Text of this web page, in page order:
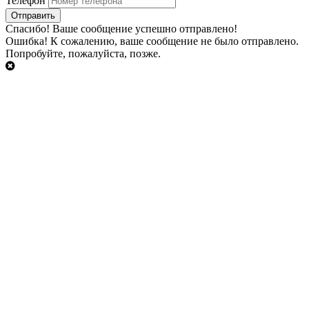
Cпасибо! Ваше сообщение успешно отправлено!
Ошибка! К сожалению, ваше сообщение не было отправлено.
Попробуйте, пожалуйста, позже.